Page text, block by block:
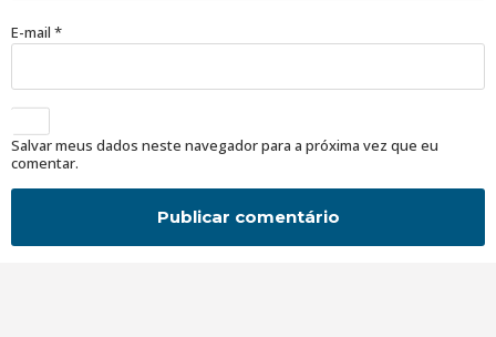
E-mail *
Salvar meus dados neste navegador para a próxima vez que eu
comentar.